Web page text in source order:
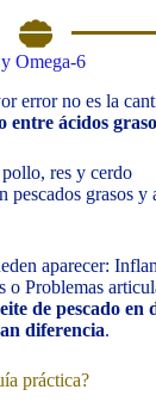
Omega-6
error no es la
entre ácidos
res y cerdo
grasos y
aparecer:
o Problemas
de pescado en
diferencia.
práctica?